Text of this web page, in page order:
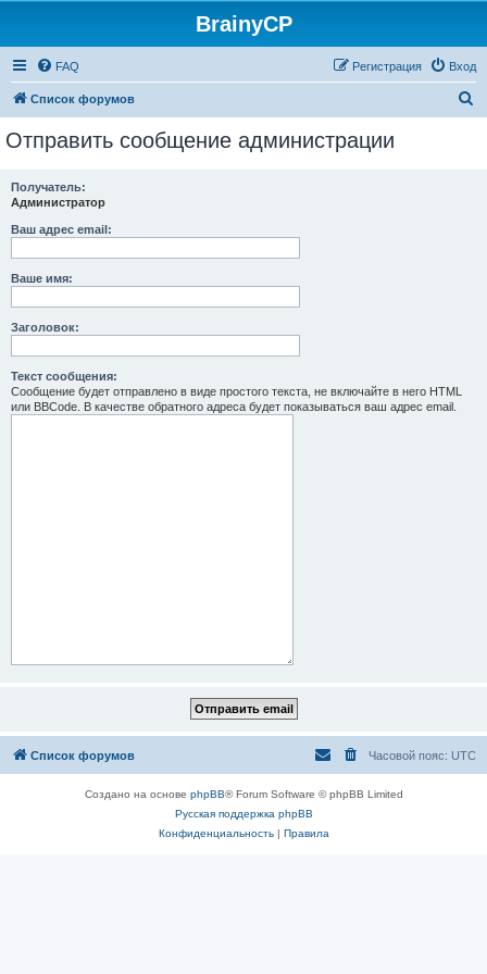
BrainyCP
FAQ Вход
Регистрация
Список форумов
Отправить сообщение администрации
Получатель:
Администратор
Ваш адрес email:
Ваше имя:
Заголовок:
Текст сообщения:
Сообщение будет отправлено в виде простого текста, не включайте в него HTML
или BBCode. В качестве обратного адреса будет показываться ваш адрес email.
Список форумов Часовой пояс: UTC
Создано на основе phpBB® Forum Software © phpBB Limited
Русская поддержка phpBB
Конфиденциальность| Правила